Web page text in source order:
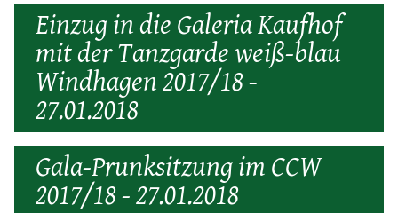
Einzug in die Galeria Kaufhof
mit der Tanzgarde weiß-blau
Windhagen 2017/18 -
27.01.2018
Gala-Prunksitzung im CCW
2017/18 - 27.01.2018